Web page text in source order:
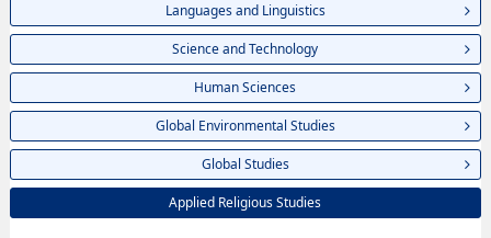
Languages and Linguistics
Science and Technology
Human Sciences
Global Environmental Studies
Global Studies
Applied Religious Studies